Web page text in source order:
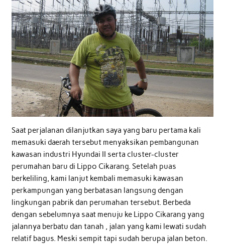
Saat perjalanan dilanjutkan saya yang baru pertama kali
memasuki daerah tersebut menyaksikan pembangunan
kawasan industri Hyundai II serta cluster-cluster
perumahan baru di Lippo Cikarang. Setelah puas
berkeliling, kami lanjut kembali memasuki kawasan
perkampungan yang berbatasan langsung dengan
lingkungan pabrik dan perumahan tersebut. Berbeda
dengan sebelumnya saat menuju ke Lippo Cikarang yang
jalannya berbatu dan tanah , jalan yang kami lewati sudah
relatif bagus. Meski sempit tapi sudah berupa jalan beton.